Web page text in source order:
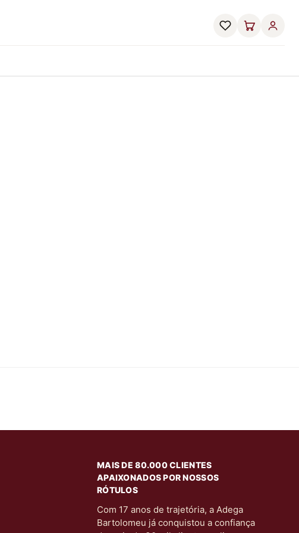
MAIS DE 80.000 CLIENTES
APAIXONADOS POR NOSSOS
RÓTULOS
Com 17 anos de trajetória, a Adega
Bartolomeu já conquistou a confiança